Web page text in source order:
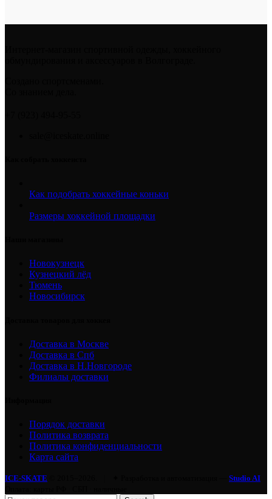
Как подобрать хоккейные коньки
Размеры хоккейной площадки
Новокузнецк
Кузнецкий лёд
Тюмень
Новосибирск
Доставка в Москве
Доставка в Спб
Доставка в Н.Новгороде
Филиалы доставки
Порядок доставки
Политика возврата
Политика конфиденциальности
Карта сайта
ICE-SKATE
Studio AI